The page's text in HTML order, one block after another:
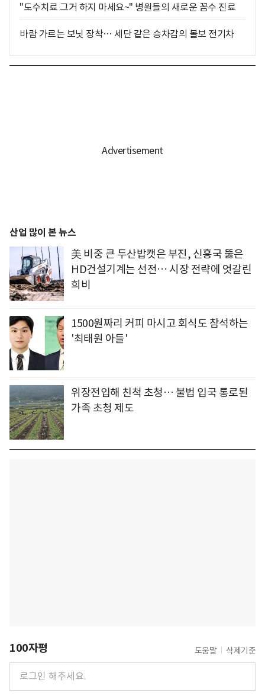
"도수치료 그거 하지 마세요~" 병원들의 새로운 꼼수 진료
바람 가르는 보닛 장착… 세단 같은 승차감의 볼보 전기차
산업 많이 본 뉴스
美 비중 큰 두산밥캣은 부진, 신흥국 뚫은
HD건설기계는 선전… 시장 전략에 엇갈린
희비
1500원짜리 커피 마시고 회식도 참석하는
'최태원 아들'
위장전입해 친척 초청… 불법 입국 통로된
가족 초청 제도
100자평 도움말 삭제기준